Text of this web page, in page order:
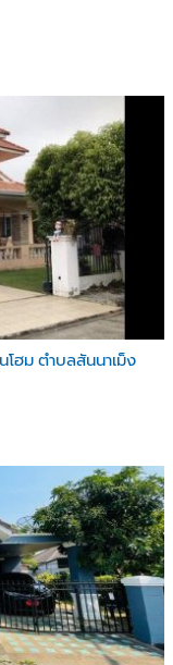
โฮม ตำบลสันนาเม็ง